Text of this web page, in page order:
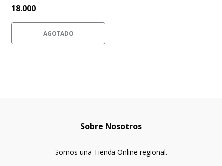
18.000
AGOTADO
Sobre Nosotros
Somos una Tienda Online regional.